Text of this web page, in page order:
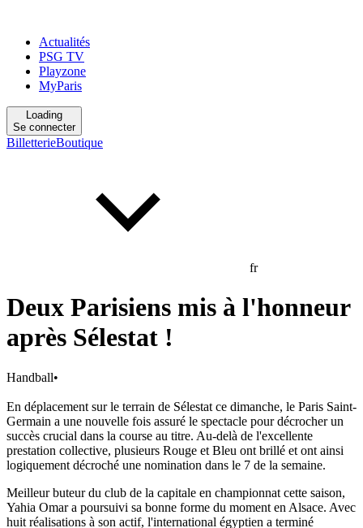
Actualités
PSG TV
Playzone
MyParis
Loading
Se connecter
BilletterieBoutique
fr
Deux Parisiens mis à l'honneur
après Sélestat !
Handball•
En déplacement sur le terrain de Sélestat ce dimanche, le Paris Saint-
Germain a une nouvelle fois assuré le spectacle pour décrocher un
succès crucial dans la course au titre. Au-delà de l'excellente
prestation collective, plusieurs Rouge et Bleu ont brillé et ont ainsi
logiquement décroché une nomination dans le 7 de la semaine.
Meilleur buteur du club de la capitale en championnat cette saison,
Yahia Omar a poursuivi sa bonne forme du moment en Alsace. Avec
huit réalisations à son actif, l'international égyptien a terminé